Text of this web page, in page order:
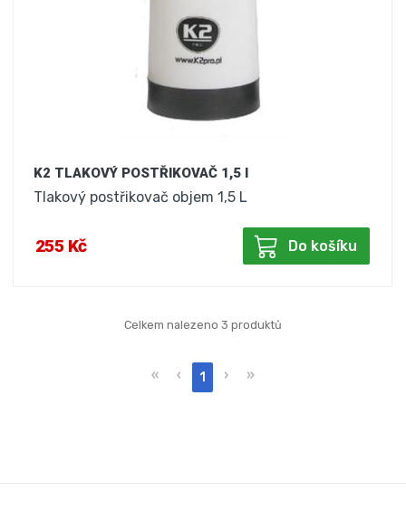
K2 TLAKOVÝ POSTŘIKOVAČ 1,5 l
Tlakový postřikovač objem 1,5 L
255 Kč Do košíku
Celkem nalezeno 3 produktů
« ‹ 1 › »